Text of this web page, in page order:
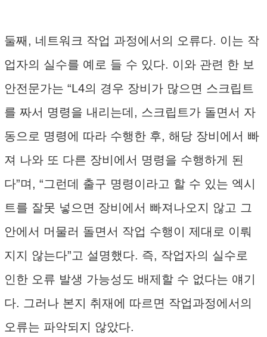
둘째, 네트워크 작업 과정에서의 오류다. 이는 작
업자의 실수를 예로 들 수 있다. 이와 관련 한 보
안전문가는 “L4의 경우 장비가 많으면 스크립트
를 짜서 명령을 내리는데, 스크립트가 돌면서 자
동으로 명령에 따라 수행한 후, 해당 장비에서 빠
져 나와 또 다른 장비에서 명령을 수행하게 된
다”며, “그런데 출구 명령이라고 할 수 있는 엑시
트를 잘못 넣으면 장비에서 빠져나오지 않고 그
안에서 머물러 돌면서 작업 수행이 제대로 이뤄
지지 않는다”고 설명했다. 즉, 작업자의 실수로
인한 오류 발생 가능성도 배제할 수 없다는 얘기
다. 그러나 본지 취재에 따르면 작업과정에서의
오류는 파악되지 않았다.